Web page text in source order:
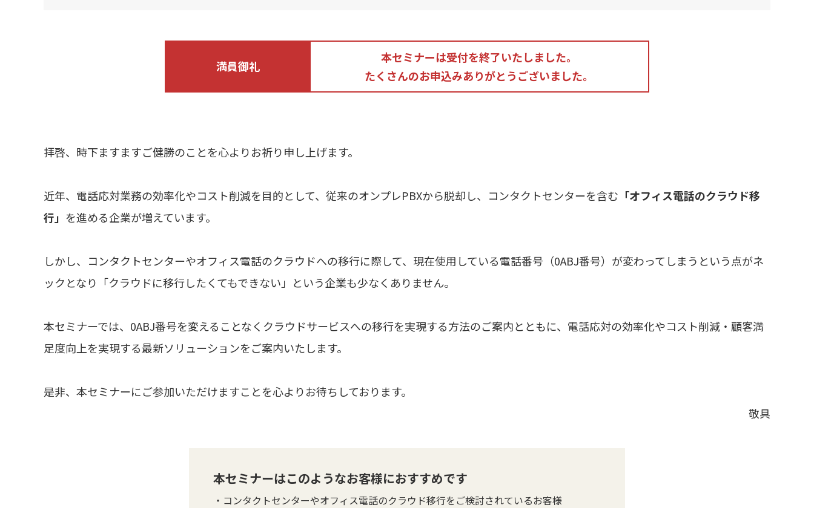
満員御礼
本セミナーは受付を終了いたしました。
たくさんのお申込みありがとうございました。
拝啓、時下ますますご健勝のことを心よりお祈り申し上げます。
近年、電話応対業務の効率化やコスト削減を目的として、従来のオンプレPBXから脱却し、コンタクトセンターを含む 「オフィス電話のクラウド移
行」 を進める企業が増えています。
しかし、コンタクトセンターやオフィス電話のクラウドへの移行に際して、現在使用している電話番号（0ABJ番号）が変わってしまうという点がネ
ックとなり「クラウドに移行したくてもできない」という企業も少なくありません。
本セミナーでは、0ABJ番号を変えることなくクラウドサービスへの移行を実現する方法のご案内とともに、電話応対の効率化やコスト削減・顧客満
足度向上を実現する最新ソリューションをご案内いたします。
是非、本セミナーにご参加いただけますことを心よりお待ちしております。
敬具
本セミナーはこのようなお客様におすすめです
・コンタクトセンターやオフィス電話のクラウド移行をご検討されているお客様